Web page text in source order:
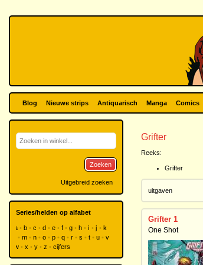
Blog Nieuwe strips Antiquarisch Manga Comics
Grifter
Reeks:
Grifter
uitgaven
Grifter 1
One Shot
Zoeken
Uitgebreid zoeken
Series/helden op alfabet
a b c d e f g h i j
k
m n o p q r s t u
v
w
x y z cijfers